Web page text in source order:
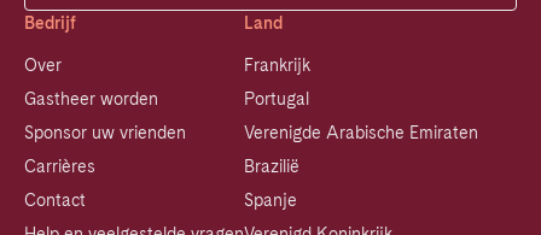
Bedrijf
Over
Gastheer worden
Sponsor uw vrienden
Carrières
Contact
Land
Frankrijk
Portugal
Verenigde Arabische Emiraten
Brazilië
Spanje